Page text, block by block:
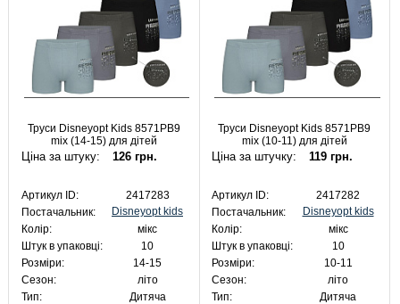
Труси Disneyopt Kids 8571PB9
mix (14-15) для дітей
Ціна за штуку: 126 грн.
Артикул ID:
2417283
Постачальник:
Disneyopt kids
Колір:
мікс
Штук в упаковці:
10
Розміри:
14-15
Сезон:
літо
Тип:
Дитяча
Труси Disneyopt Kids 8571PB9
mix (10-11) для дітей
Ціна за штучку: 119 грн.
Артикул ID:
2417282
Постачальник:
Disneyopt kids
Колір:
мікс
Штук в упаковці:
10
Розміри:
10-11
Сезон:
літо
Тип:
Дитяча